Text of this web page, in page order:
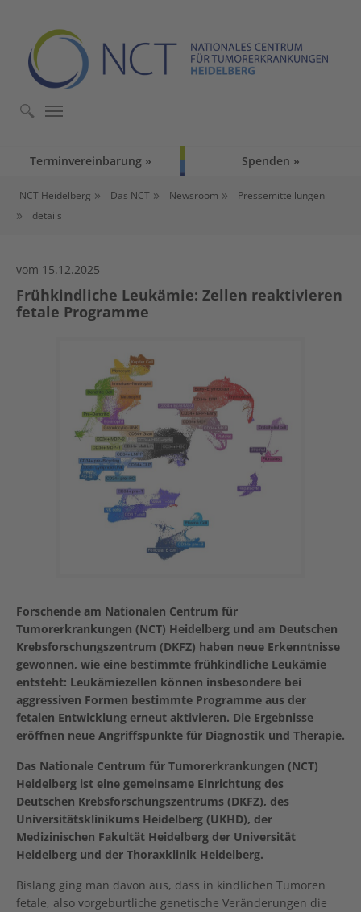
Terminvereinbarung Spenden
NCT Heidelberg Das NCT Newsroom
Pressemitteilungen
details
vom 15.12.2025
Frühkindliche Leukämie: Zellen reaktivieren
fetale Programme
Forschende am Nationalen Centrum für
Tumorerkrankungen (NCT) Heidelberg und am Deutschen
Krebsforschungszentrum (DKFZ) haben neue Erkenntnisse
gewonnen, wie eine bestimmte frühkindliche Leukämie
entsteht: Leukämiezellen können insbesondere bei
aggressiven Formen bestimmte Programme aus der
fetalen Entwicklung erneut aktivieren. Die Ergebnisse
eröffnen neue Angriffspunkte für Diagnostik und Therapie.
Das Nationale Centrum für Tumorerkrankungen (NCT)
Heidelberg ist eine gemeinsame Einrichtung des
Deutschen Krebsforschungszentrums (DKFZ), des
Universitätsklinikums Heidelberg (UKHD), der
Medizinischen Fakultät Heidelberg der Universität
Heidelberg und der Thoraxklinik Heidelberg.
Bislang ging man davon aus, dass in kindlichen Tumoren
fetale, also vorgeburtliche genetische Veränderungen die